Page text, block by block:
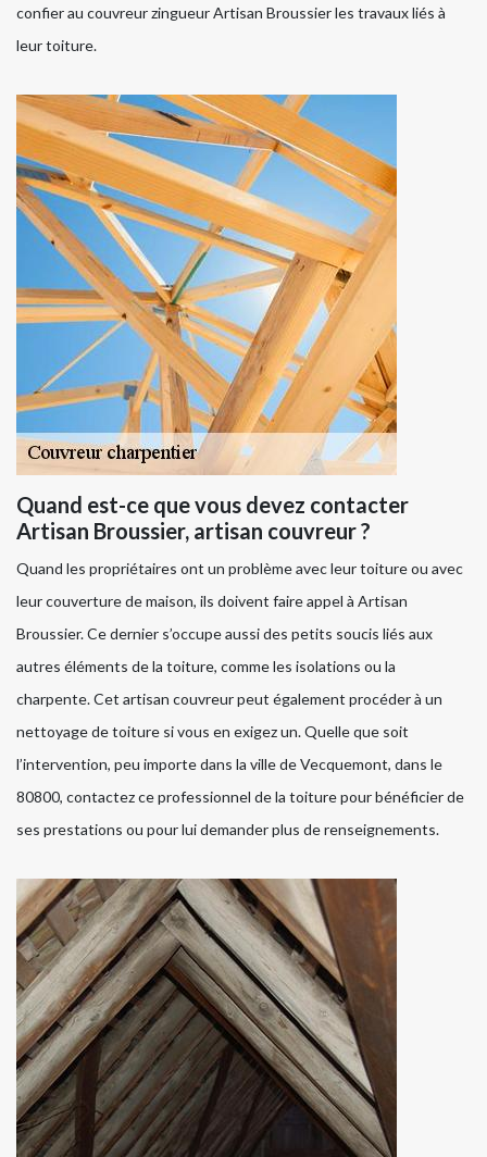
confier au couvreur zingueur Artisan Broussier les travaux liés à
leur toiture.
Quand est-ce que vous devez contacter
Artisan Broussier, artisan couvreur ?
Quand les propriétaires ont un problème avec leur toiture ou avec
leur couverture de maison, ils doivent faire appel à Artisan
Broussier. Ce dernier s’occupe aussi des petits soucis liés aux
autres éléments de la toiture, comme les isolations ou la
charpente. Cet artisan couvreur peut également procéder à un
nettoyage de toiture si vous en exigez un. Quelle que soit
l’intervention, peu importe dans la ville de Vecquemont, dans le
80800, contactez ce professionnel de la toiture pour bénéficier de
ses prestations ou pour lui demander plus de renseignements.